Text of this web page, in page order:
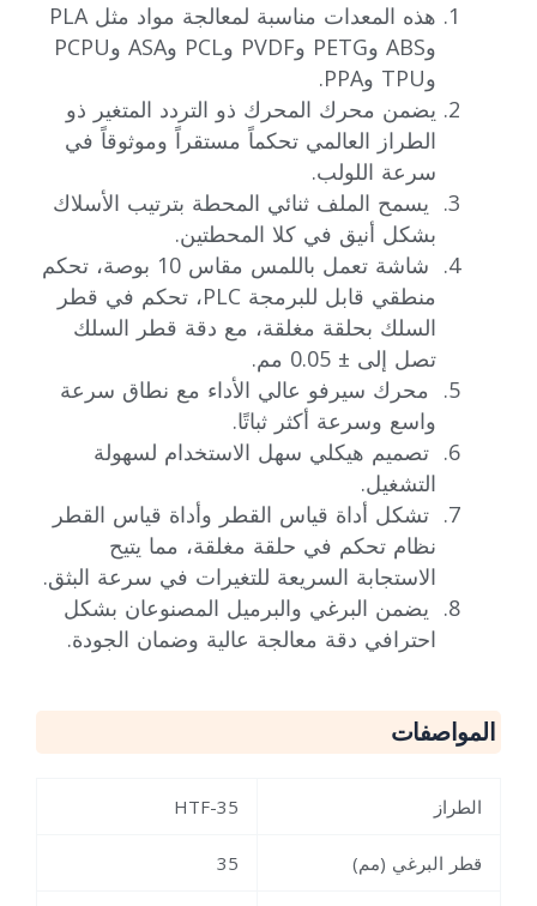
هذه المعدات مناسبة لمعالجة مواد مثل PLA
وABS وPETG وPVDF وPCL وASA وPCPU
وTPU وPPA.
يضمن محرك المحرك ذو التردد المتغير ذو
الطراز العالمي تحكماً مستقراً وموثوقاً في
سرعة اللولب.
يسمح الملف ثنائي المحطة بترتيب الأسلاك
بشكل أنيق في كلا المحطتين.
شاشة تعمل باللمس مقاس 10 بوصة، تحكم
منطقي قابل للبرمجة PLC، تحكم في قطر
السلك بحلقة مغلقة، مع دقة قطر السلك
تصل إلى ± 0.05 مم.
محرك سيرفو عالي الأداء مع نطاق سرعة
واسع وسرعة أكثر ثباتًا.
تصميم هيكلي سهل الاستخدام لسهولة
التشغيل.
تشكل أداة قياس القطر وأداة قياس القطر
نظام تحكم في حلقة مغلقة، مما يتيح
الاستجابة السريعة للتغيرات في سرعة البثق.
يضمن البرغي والبرميل المصنوعان بشكل
احترافي دقة معالجة عالية وضمان الجودة.
المواصفات
الطراز HTF-35
قطر البرغي (مم) 35